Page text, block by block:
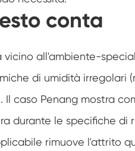
conta
vicino all'ambiente-
di umidità irregolari
Il caso Penang mostra
durante le specifiche di
rimuove l'attrito